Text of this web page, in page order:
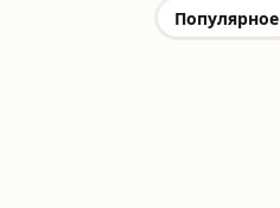
Популярное